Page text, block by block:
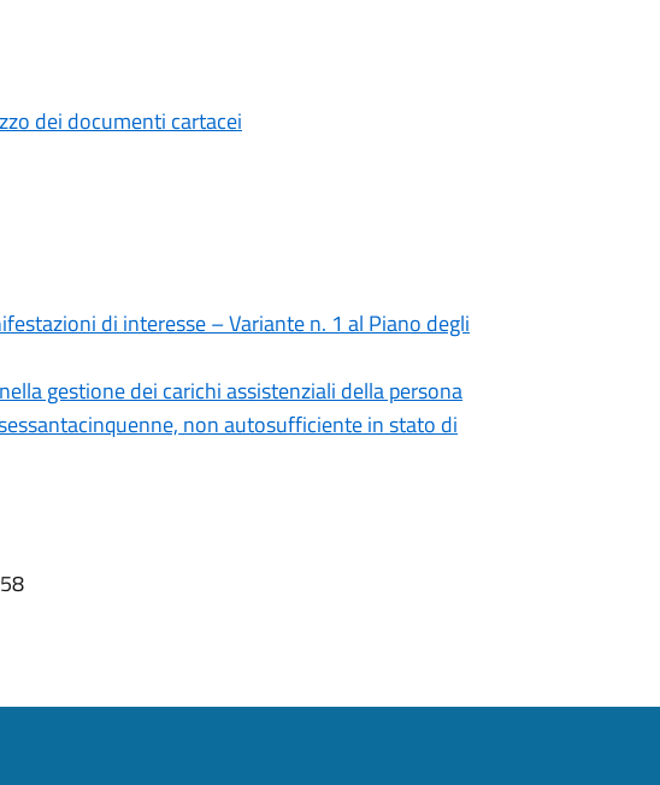
dei documenti cartacei
di interesse – Variante n. 1 al Piano degli
gestione dei carichi assistenziali della persona
non autosufficiente in stato di